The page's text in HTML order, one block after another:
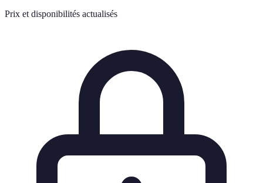
Prix et disponibilités actualisés